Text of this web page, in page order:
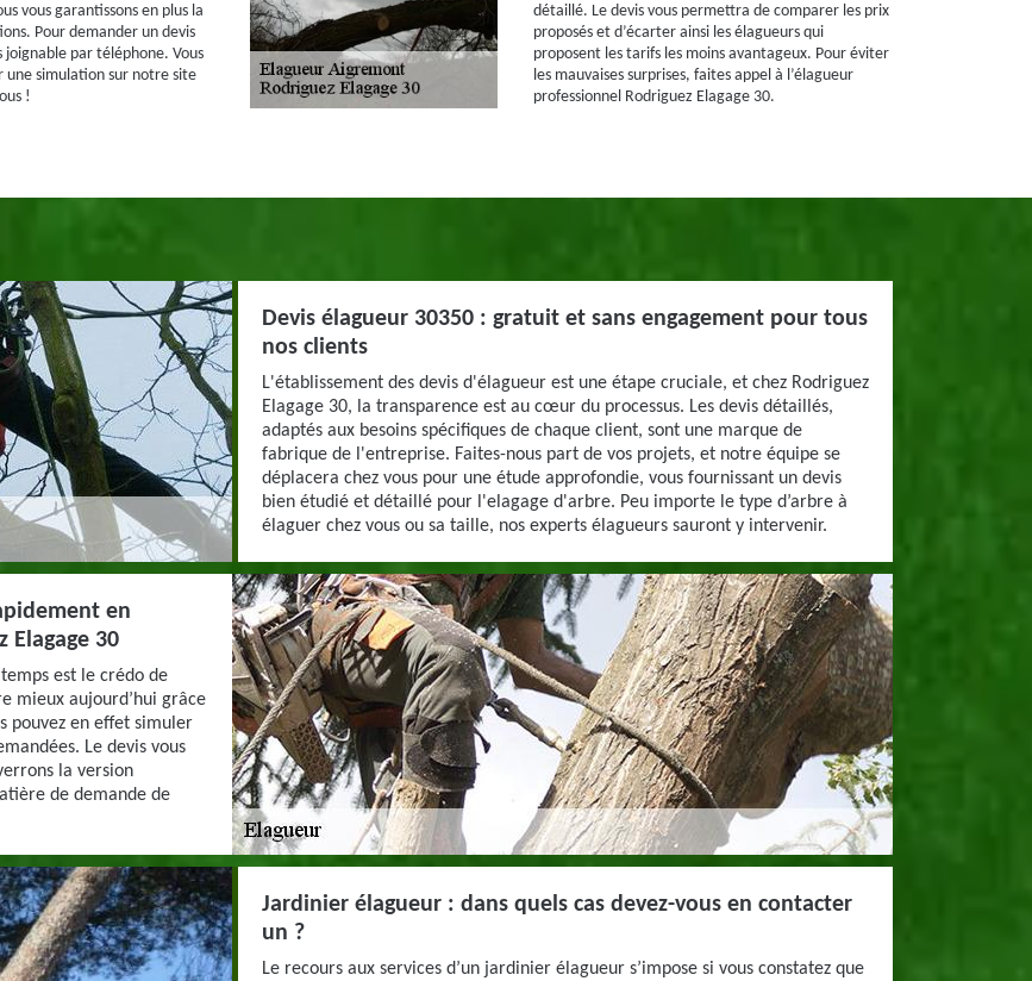
vous garantissons en plus la
Pour demander un devis
joignable par téléphone. Vous
une simulation sur notre site
!
détaillé. Le devis vous permettra de comparer les prix
proposés et d’écarter ainsi les élagueurs qui
proposent les tarifs les moins avantageux. Pour éviter
les mauvaises surprises, faites appel à l’élagueur
professionnel Rodriguez Elagage 30.
Devis élagueur 30350 : gratuit et sans engagement pour tous
nos clients
L'établissement des devis d'élagueur est une étape cruciale, et chez Rodriguez
Elagage 30, la transparence est au cœur du processus. Les devis détaillés,
adaptés aux besoins spécifiques de chaque client, sont une marque de
fabrique de l'entreprise. Faites-nous part de vos projets, et notre équipe se
déplacera chez vous pour une étude approfondie, vous fournissant un devis
bien étudié et détaillé pour l'elagage d'arbre. Peu importe le type d’arbre à
élaguer chez vous ou sa taille, nos experts élagueurs sauront y intervenir.
en
Elagage 30
est le crédo de
mieux aujourd’hui grâce
pouvez en effet simuler
Le devis vous
la version
de demande de
Jardinier élagueur : dans quels cas devez-vous en contacter
un ?
Le recours aux services d’un jardinier élagueur s’impose si vous constatez que